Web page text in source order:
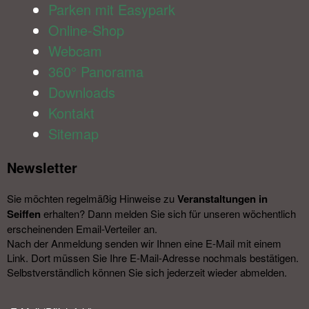
Parken mit Easypark
Online-Shop
Webcam
360° Panorama
Downloads
Kontakt
Sitemap
Newsletter​
Sie möchten regelmäßig Hinweise zu Veranstal­tungen in
Seiffen erhalten? Dann melden Sie sich für unseren wöchentlich
erscheinenden Email-Verteiler an.
Nach der Anmeldung senden wir Ihnen eine E-Mail mit einem
Link. Dort müssen Sie Ihre E-Mail-Adresse nochmals bestätigen.
Selbstverständlich können Sie sich jederzeit wieder abmelden.​